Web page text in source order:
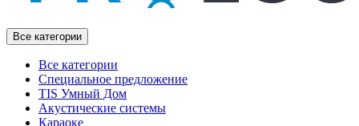
Все категории
Все категории
Специальное предложение
TIS Умный Дом
Акустические системы
Караоке